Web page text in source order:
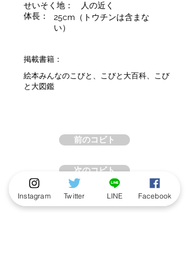
せいそく地：
人の近く
体長：
25cm（トウチンは含まな
い）
掲載書籍：
絵本みんなのこびと、こびと大百科、こび
と大図鑑
前のコビト
次のコビト
Instagram Twitter LINE Facebook